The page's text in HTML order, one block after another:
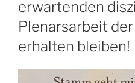
erwartenden
Plenarsarbeit
erhalten bleiben!